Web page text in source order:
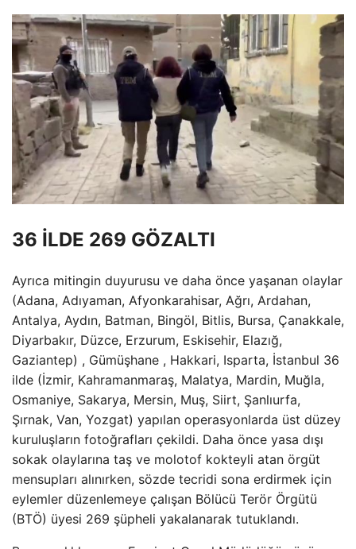
36 İLDE 269 GÖZALTI
Ayrıca mitingin duyurusu ve daha önce yaşanan olaylar
(Adana, Adıyaman, Afyonkarahisar, Ağrı, Ardahan,
Antalya, Aydın, Batman, Bingöl, Bitlis, Bursa, Çanakkale,
Diyarbakır, Düzce, Erzurum, Eskisehir, Elazığ,
Gaziantep) , Gümüşhane , Hakkari, Isparta, İstanbul 36
ilde (İzmir, Kahramanmaraş, Malatya, Mardin, Muğla,
Osmaniye, Sakarya, Mersin, Muş, Siirt, Şanlıurfa,
Şırnak, Van, Yozgat) yapılan operasyonlarda üst düzey
kuruluşların fotoğrafları çekildi. Daha önce yasa dışı
sokak olaylarına taş ve molotof kokteyli atan örgüt
mensupları alınırken, sözde tecridi sona erdirmek için
eylemler düzenlemeye çalışan Bölücü Terör Örgütü
(BTÖ) üyesi 269 şüpheli yakalanarak tutuklandı.